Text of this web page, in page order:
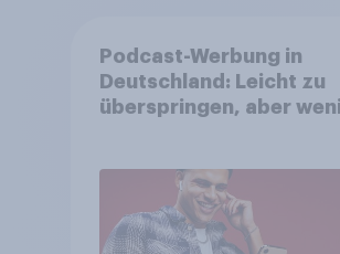
Podcast-Werbung in
Deutschland: Leicht zu
überspringen, aber